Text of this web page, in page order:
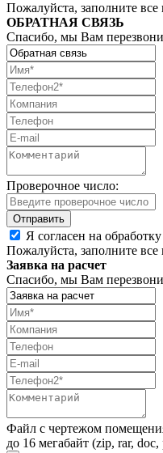
Пожалуйста, заполните все
ОБРАТНАЯ СВЯЗЬ
Спасибо, мы Вам
Проверочное число:
Я согласен на
Пожалуйста, заполните все
Заявка на расчет
Спасибо, мы Вам
Файл с чертежом
до 16 мегабайт (zip, rar,